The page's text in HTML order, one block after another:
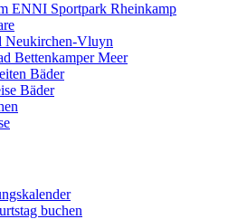
ENNI Sportpark Rheinkamp
Neukirchen-Vluyn
Bettenkamper Meer
Bäder
Bäder
buchen